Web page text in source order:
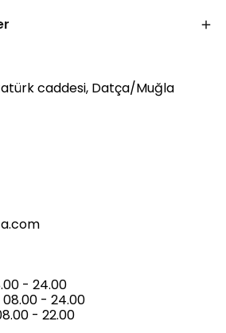
caddesi, Datça/Muğla
- 24.00
- 24.00
- 22.00